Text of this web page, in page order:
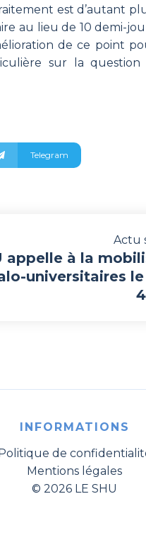
est d’autant
au lieu de 10 demi-
de ce point
sur la question
Telegram
Actu
appelle à la
universitaires
INFORMATIONS
de
Mentions légales
© 2026 LE SHU